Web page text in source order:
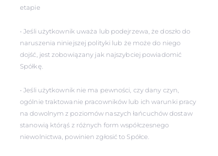
etapie
• Jeśli użytkownik uważa lub podejrzewa, że doszło do
naruszenia niniejszej polityki lub że może do niego
dojść, jest zobowiązany jak najszybciej powiadomić
Spółkę.
• Jeśli użytkownik nie ma pewności, czy dany czyn,
ogólnie traktowanie pracowników lub ich warunki pracy
na dowolnym z poziomów naszych łańcuchów dostaw
stanowią którąś z różnych form współczesnego
niewolnictwa, powinien zgłosić to Spółce.